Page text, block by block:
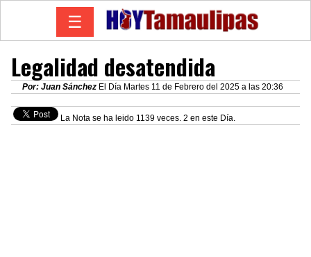
☰
Legalidad desatendida
Por: Juan Sánchez El Día Martes 11 de Febrero del 2025 a las 20:36
La Nota se ha leido 1139 veces. 2 en este Día.